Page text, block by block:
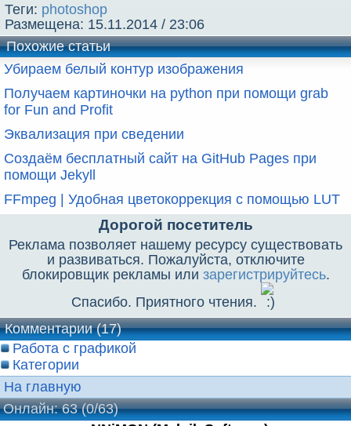
Теги: photoshop
Размещена: 15.11.2014 / 23:06
Похожие статьи
Убираем белый контур изображения
Получаем картиночки на python при помощи grab
for Fun and Profit
Эквализация при сведении
Создаём бесплатный сайт на GitHub Pages при
помощи Jekyll
FFmpeg | Удобная цветокоррекция с помощью LUT
Дорогой посетитель
Реклама позволяет нашему ресурсу существовать
и развиваться. Пожалуйста, отключите
блокировщик рекламы или зарегистрируйтесь.
Спасибо. Приятного чтения.
Комментарии (17)
Работа с графикой
Категории
На главную
Онлайн: 63 (0/63)